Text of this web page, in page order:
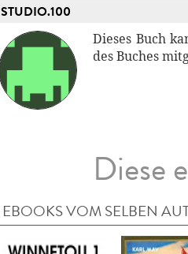
STUDIO.100
Dieses Buch
des Buches
Diese
EBOOKS VOM SELBEN